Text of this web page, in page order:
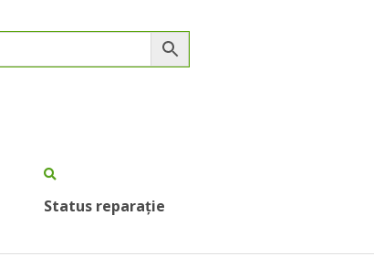
Status reparație